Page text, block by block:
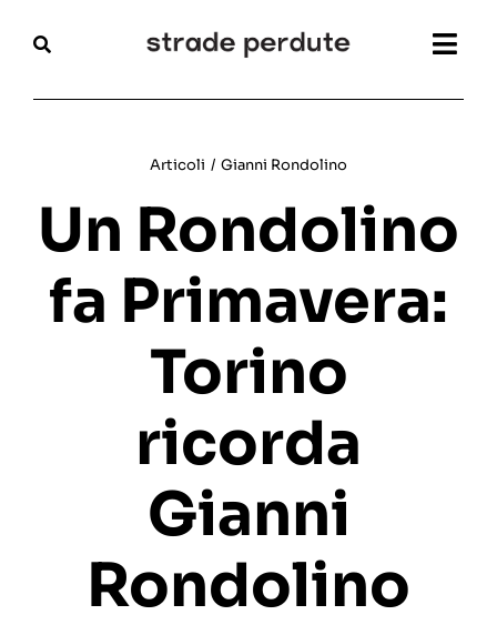
Recensioni
Interviste
Articoli / Gianni Rondolino
Un Rondolino
fa Primavera:
Torino
ricorda
Gianni
Rondolino